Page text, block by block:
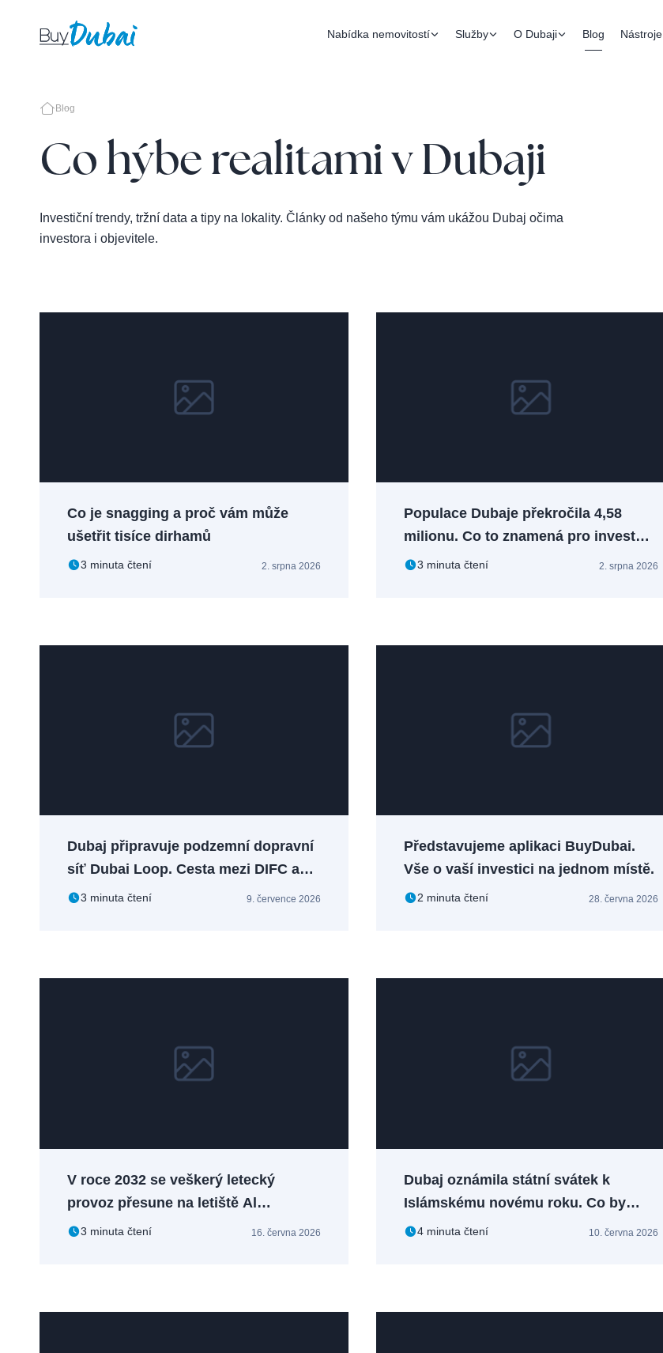
Nabídka nemovitostí Služby O Dubaji Blog Nástroje
Blog
Co hýbe realitami v Dubaji
Investiční trendy, tržní data a tipy na lokality. Články od našeho týmu vám ukážou Dubaj očima
investora i objevitele.
Co je snagging a proč vám může
ušetřit tisíce dirhamů
3 minuta čtení 2. srpna 2026
Populace Dubaje překročila 4,58
milionu. Co to znamená pro investory
do nemovitostí?
3 minuta čtení 2. srpna 2026
Dubaj připravuje podzemní dopravní
síť Dubai Loop. Cesta mezi DIFC a
Dubai Mall se zkrátí z 20 na 3 minuty
3 minuta čtení 9. července 2026
Představujeme aplikaci BuyDubai.
Vše o vaší investici na jednom místě.
2 minuta čtení 28. června 2026
V roce 2032 se veškerý letecký
provoz přesune na letiště Al
Maktoum, stávající DXB se uzavře.
3 minuta čtení 16. června 2026
Dubaj oznámila státní svátek k
Islámskému novému roku. Co by
měli vědět turisté, expati i investoři
4 minuta čtení 10. června 2026